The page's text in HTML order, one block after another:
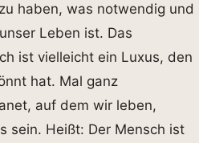
haben, was notwendig und
Leben ist. Das
ist vielleicht ein Luxus, den
hat. Mal ganz
auf dem wir leben,
sein. Heißt: Der Mensch ist